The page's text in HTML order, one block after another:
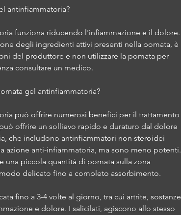
antinfiammatoria?
funziona riducendo l'infiammazione e il dolore.
degli ingredienti attivi presenti nella pomata, è
del produttore e non utilizzare la pomata per
consultare un medico.
gel antinfiammatoria?
può offrire numerosi benefici per il trattamento
offrire un sollievo rapido e duraturo dal dolore
che includono antinfiammatori non steroidei
azione anti-infiammatoria, ma sono meno potenti.
una piccola quantità di pomata sulla zona
delicato fino a completo assorbimento.
fino a 3-4 volte al giorno, tra cui artrite, sostanze
e dolore. I salicilati, agiscono allo stesso